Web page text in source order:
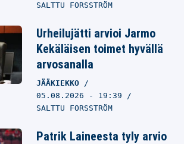
SALTTU FORSSTRÖM
Urheilujätti arvioi Jarmo
Kekäläisen toimet hyvällä
arvosanalla
JÄÄKIEKKO
05.08.2026 - 19:39
SALTTU FORSSTRÖM
Patrik Laineesta tyly arvio